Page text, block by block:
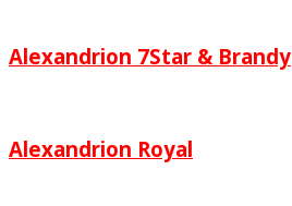
Alexandrion 7Star & Brandy
Alexandrion Royal